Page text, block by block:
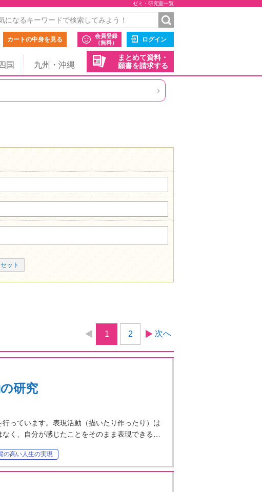
ゼミ・研究室一覧
カートの中身を見る
会員登録
（無料）
ログイン
まとめて資料・
願書を請求する
国 九州・沖縄
›
1 2 次へ
研究
っています。表現活動（描いたり作ったり）は
く、自分が感じたことをそのまま表現できる…
の高い人生の実現